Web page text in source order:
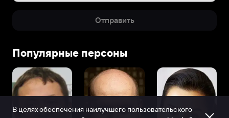
Отправить
Популярные персоны
В целях обеспечения наилучшего пользовательского